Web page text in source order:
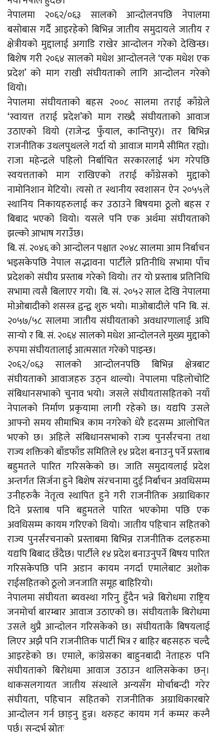
नेपालमा २०६२/०६३ सालको आन्दोलनपछि नेपालमा
बसोबास गर्दै आइरहेको बिभिन्न जातीय समुदायले जातीय र
क्षेत्रीयको मुद्दालाई अगाडि राखेर आन्दोलन गरेको देखिन्छ।
बिशेष गरी २०६४ सालको मधेश आन्दोलनले ‘एक मधेश एक
प्रदेश’ को माग राखी संघीयताको लागि आन्दोलन गरेको
थियो।
नेपालमा संघीयताको बहस २००८ सालमा तराई काँग्रेले
‘स्वायत्त तराई प्रदेश’को माग राख्दै संघीयताको आवाज
उठाएको थियो (राजेन्द्र फुँयाल, कान्तिपुर)। तर बिभिन्न
राजनीतिक उथलपुथलले गर्दा यो आवाज मागमै सीमित रह्यो।
राजा महेन्द्रले पहिलो निर्बाचित सरकारलाई भंग गरेपछि
स्वयत्तताको माग राखिएको तराई काँग्रेसको मुद्दाको
नामोनिशान मेटियो। त्यसो त स्थानीय स्वशासन ऐन २०५५ले
स्थानिय निकायहरुलाई कर उठाउने बिषयमा ठूलो बहस र
बिबाद भएको थियो। यसले पनि एक अर्थमा संघीयताको
झल्को आभाष गराउँछ।
बि. सं. २०४६ को आन्दोलन पश्चात २०४८ सालमा आम निर्बाचन
भइसकेपछि नेपाल सद्भावना पार्टीले प्रतिनीधि सभामा पाँच
प्रदेशको संघीय प्रस्ताब गरेको थियो। तर यो प्रस्ताब प्रतिनिधि
सभामा त्यसै बिलाएर गयो। बि. सं. २०५२ साल देखि नेपालमा
मोओबादीको शसस्त्र द्वन्द्व शुरु भयो। माओबादीले पनि बि. सं.
२०५७/५८ सालमा जातीय संघीयताको अवधारणालाई अघि
सार्‍यो र बि. सं. २०६४ सालको मधेश आन्दोलनले मुख्य मुद्दाको
रुपमा संघीयतालाई आत्मसात गरेको पाइन्छ।
२०६२/०६३ सालको आन्दोलनपछि बिभिन्न क्षेत्रबाट
संघीयताको आवाजहरु उठ्न थाल्यो। नेपालमा पहिलोचोटि
संबिधानसभाको चुनाव भयो। जसले संघीयतासहितको नयाँ
नेपालको निर्माण प्रकृयामा लागी रहेको छ। यद्यपि उसले
आफ्नो समय सीमाभित्र काम नगरेको धेरै हदसम्म आलोचित
भएको छ। अहिले संबिधानसभाको राज्य पुनर्संरचना तथा
राज्य शक्तिको बाँडफाँड समितिले १४ प्रदेश बनाउनु पर्ने प्रस्ताब
बहुमतले पारित गरिसकेको छ। जाति समुदायलाई प्रदेश
अन्तर्गत सिर्जना हुने बिशेष संरचनामा दुई निर्बाचन अवधिसम्म
उनीहरुकै नेतृत्व स्थापित हुने गरी राजनीतिक अग्राधिकार
दिने प्रस्ताब पनि बहुमतले पारित भएकोमा पछि एक
अवधिसम्म कायम गरिएको थियो। जातीय पहिचान सहितको
राज्य पुनर्संरचनाको प्रस्ताबमा बिभिन्न राजनीतिक दलहरुमा
यद्यपि बिबाद छँदैछ। पार्टीले १४ प्रदेश बनाउनुपर्ने बिषय पारित
गरिसकेपछि पनि अडान कायम नगर्दा एमालेबाट अशोक
राईसहितको ठूलो जनजाति समूह बाहिरियो।
नेपालमा संघीयता ब्यवस्था गरिनु हुँदैन भन्ने बिरोधमा राष्ट्रिय
जनमोर्चा बारम्बार आवाज उठाएको छ। संघीयताकै बिरोधमा
उसले थुप्रै आन्दोलन गरिसकेको छ। संघीयताकै बिषयलाई
लिएर अझै पनि राजनीतिक पार्टी भित्र र बाहिर बहसहरु चल्दै
आइरहेको छ। एमाले, कांग्रेसका बाहुनबादी नेताहरु पनि
संघीयताको बिरोधमा आवाज उठाउन थालिसकेका छन्।
थाकसलगायत जातीय संस्थाले अन्यसँग मोर्चाबन्दी गरेर
संघीयता, पहिचान सहितको राजनीतिक अग्राधिकारबारे
आन्दोलन गर्न छाड्नु हुन्न। थरुहट कायम गर्न कम्मर कस्नै
पर्छ। सन्दर्भ स्रोतः